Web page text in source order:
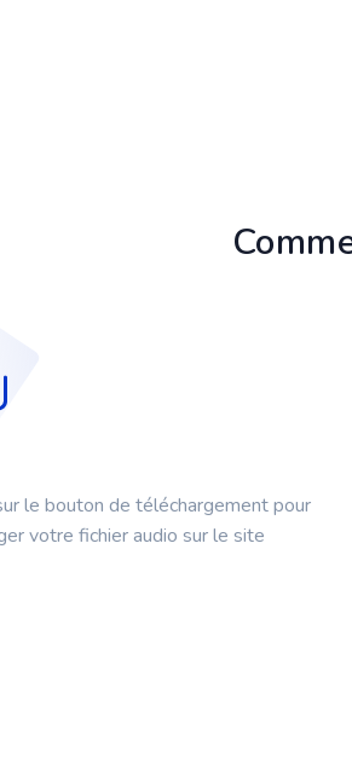
le bouton de téléchargement pour
votre fichier audio sur le site